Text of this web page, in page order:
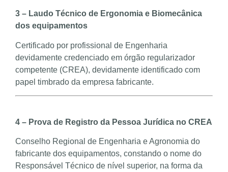
3 – Laudo Técnico de Ergonomia e Biomecânica
dos equipamentos
Certificado por profissional de Engenharia
devidamente credenciado em órgão regularizador
competente (CREA), devidamente identificado com
papel timbrado da empresa fabricante.
4 – Prova de Registro da Pessoa Jurídica no CREA
Conselho Regional de Engenharia e Agronomia do
fabricante dos equipamentos, constando o nome do
Responsável Técnico de nível superior, na forma da